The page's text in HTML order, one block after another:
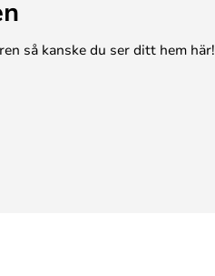
så kanske du ser ditt hem här!